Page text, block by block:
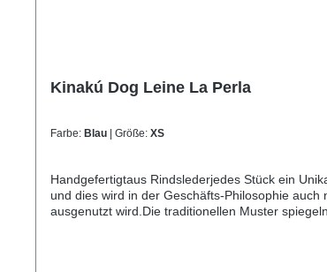
Kinakú Dog Leine La Perla
Farbe: Blau | Größe: XS
Handgefertigtaus Rindslederjedes Stück ein
und dies wird in der Geschäfts-Philosophie
ausgenutzt wird.Die traditionellen Muster